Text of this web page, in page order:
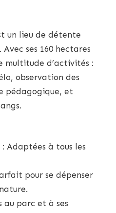
un lieu de détente
ses 160 hectares
multitude d’activités :
observation des
pédagogique, et
: Adaptées à tous les
pour se dépenser
au parc et à ses